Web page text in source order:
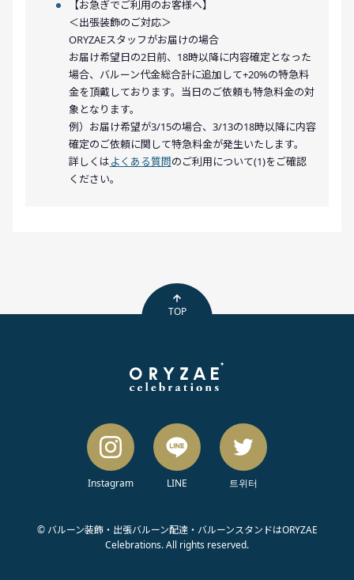
【お急ぎでご利用のお客様へ】
＜出張装飾のご対応＞
ORYZAEスタッフがお届けの場合
お届け希望日の2日前、18時以降に内容確定となった
場合、バルーン代金総合計に追加して+20%の特急料
金を頂戴しております。当日のご依頼も特急料金の対
象となります。
例）お届け希望が3/15の場合、3/13の18時以降に内容
確定のご依頼に関して特急料金が発生いたします。
詳しくはよくある質問のご利用について(1)をご確認
ください。
TOP
Instagram LINE 트위터
© バルーン装飾・出張バルーン配達・バルーンスタンドはORYZAE
Celebrations. All rights reserved.